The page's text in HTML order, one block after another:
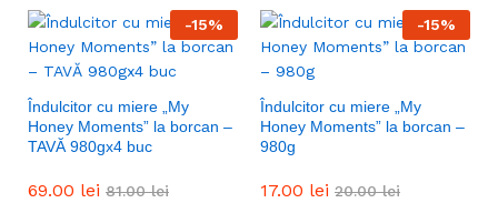
-15%
Îndulcitor cu miere „My
Honey Moments” la borcan –
TAVĂ 980gx4 buc
69.00 lei 81.00lei
-15%
Îndulcitor cu miere „My
Honey Moments” la borcan –
980g
17.00 lei 20.00lei